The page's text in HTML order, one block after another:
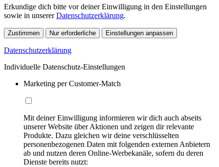
Erkundige dich bitte vor deiner Einwilligung in den Einstellungen
sowie in unsererDatenschutzerklärung.
Zustimmen Nur erforderliche Einstellungen anpassen
Datenschutzerklärung
Individuelle Datenschutz-Einstellungen
Marketing per Customer-Match
Mit deiner Einwilligung informieren wir dich auch abseits
unserer Website über Aktionen und zeigen dir relevante
Produkte. Dazu gleichen wir deine verschlüsselten
personenbezogenen Daten mit folgenden externen Anbietern
ab und nutzen deren Online-Werbekanäle, sofern du deren
Dienste bereits nutzt: